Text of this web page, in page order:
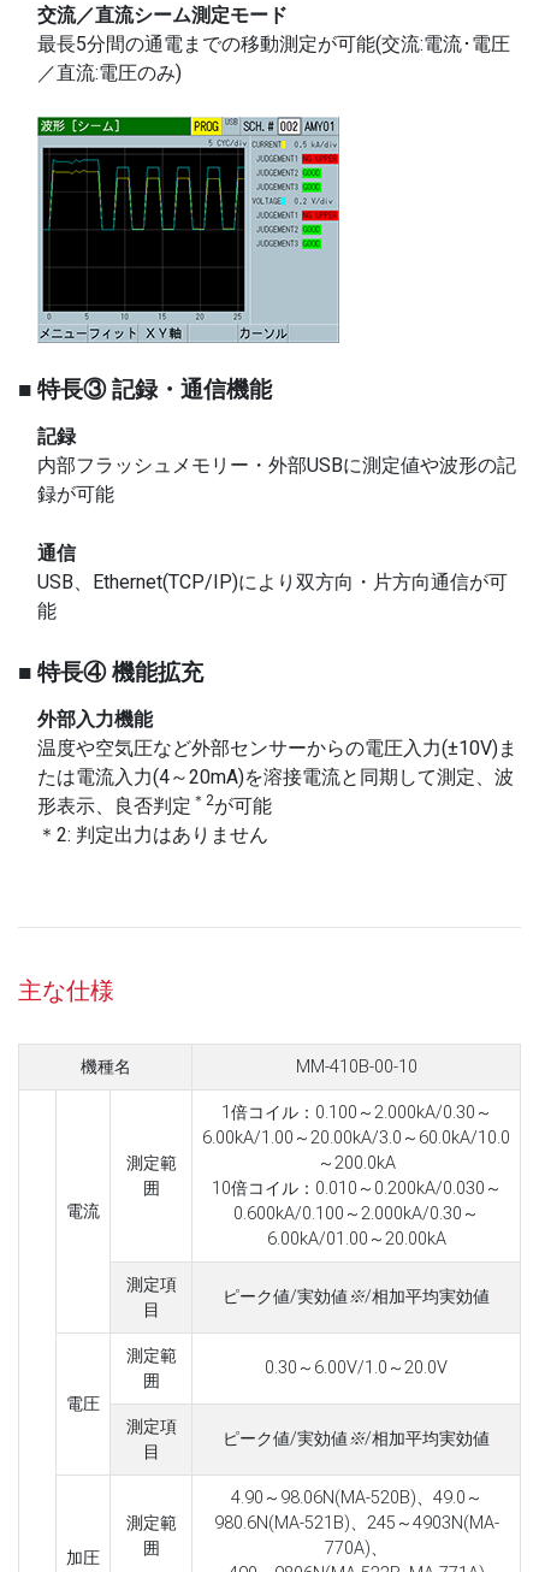
交流／直流シーム測定モード
最長5分間の通電までの移動測定が可能(交流:電流･電圧
／直流:電圧のみ)
■ 特長③ 記録・通信機能
記録
内部フラッシュメモリー・外部USBに測定値や波形の記
録が可能
通信
USB、Ethernet(TCP/IP)により双方向・片方向通信が可
能
■ 特長④ 機能拡充
外部入力機能
温度や空気圧など外部センサーからの電圧入力(±10V)ま
たは電流入力(4～20mA)を溶接電流と同期して測定、波
形表示、良否判定 ＊2が可能
＊2: 判定出力はありません
主な仕様
機種名 MM-410B-00-10
電流
測定範
囲
1倍コイル：0.100～2.000kA/0.30～
6.00kA/1.00～20.00kA/3.0～60.0kA/10.0
～200.0kA
10倍コイル：0.010～0.200kA/0.030～
0.600kA/0.100～2.000kA/0.30～
6.00kA/01.00～20.00kA
測定項
目
ピーク値/実効値 ※/相加平均実効値
電圧
測定範
囲
0.30～6.00V/1.0～20.0V
測定項
目
ピーク値/実効値 ※/相加平均実効値
加圧
測定範
囲
4.90～98.06N(MA-520B)、49.0～
980.6N(MA-521B)、245～4903N(MA-
770A)、